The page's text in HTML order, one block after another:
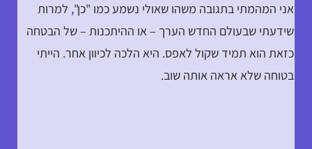
אני המהמתי בתגובה משהו שאולי נשמע כמו "כן", למרות
שידעתי שבעולם החדש הערך – או ההיתכנות – של הבטחה
כזאת הוא תמיד שקול לאפס. היא הלכה לכיוון אחר. הייתי
בטוחה שלא אראה אותה שוב.